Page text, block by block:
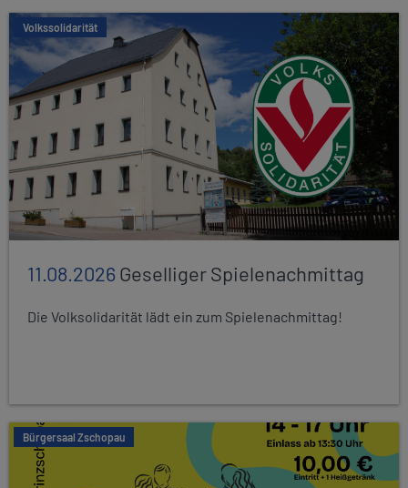
Volkssolidarität
11.08.2026Geselliger Spielenachmittag
Die Volksolidarität lädt ein zum Spielenachmittag!
Bürgersaal Zschopau